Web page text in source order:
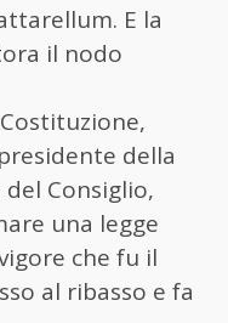
E la
il nodo
della
Consiglio,
una legge
che fu il
al ribasso e fa